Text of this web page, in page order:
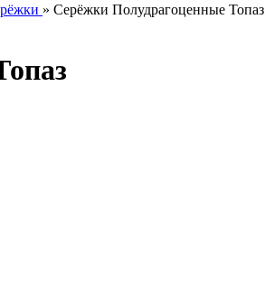
» Серёжки Полудрагоценные Топаз